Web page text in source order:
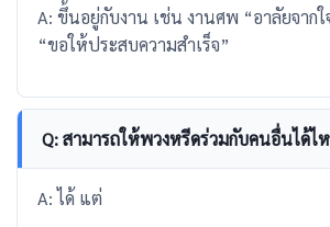
A: ขึ้นอยู่กับงาน เช่น งานศพ “อาลัยจากใ
“ขอให้ประสบความสำเร็จ”
Q: สามารถให้พวงหรีดร่วมกับคนอื่นได้ไ
A: ได้ แต่